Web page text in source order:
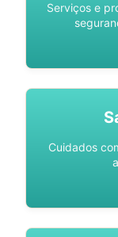
Serviços e
Cuidados